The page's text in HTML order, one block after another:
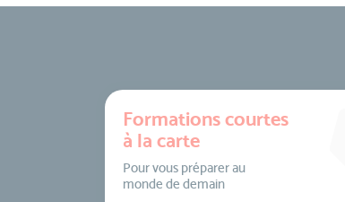
Formations courtes
à la carte
Pour vous préparer au
monde de demain